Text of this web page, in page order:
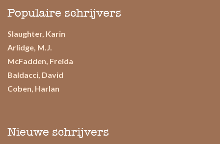
Populaire schrijvers
Slaughter, Karin
Arlidge, M.J.
McFadden, Freida
Baldacci, David
Coben, Harlan
Nieuwe schrijvers